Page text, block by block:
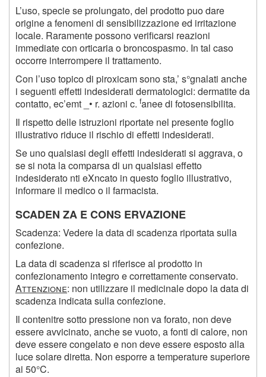
L’uso, specie se prolungato, del prodotto puo dare
origine a fenomeni di sensibilizzazione ed irritazione
locale. Raramente possono verificarsi reazioni
immediate con orticaria o broncospasmo. In tal caso
occorre interrompere il trattamento.
Con l’uso topico di piroxicam sono sta,’ s°gnalati anche
i seguenti effetti indesiderati dermatologici: dermatite da
contatto, ec’emt _• r. azioni c. fanee di fotosensibilita.
Il rispetto delle istruzioni riportate nel presente foglio
illustrativo riduce il rischio di effetti indesiderati.
Se uno qualsiasi degli effetti indesiderati si aggrava, o
se si nota la comparsa di un qualsiasi effetto
indesiderato nti eXncato in questo foglio illustrativo,
informare il medico o il farmacista.
SCADEN ZA E CONS ERVAZIONE
Scadenza: Vedere la data di scadenza riportata sulla
confezione.
La data di scadenza si riferisce al prodotto in
confezionamento integro e correttamente conservato.
Attenzione: non utilizzare il medicinale dopo la data di
scadenza indicata sulla confezione.
Il contenitre sotto pressione non va forato, non deve
essere avvicinato, anche se vuoto, a fonti di calore, non
deve essere congelato e non deve essere esposto alla
luce solare diretta. Non esporre a temperature superiore
ai 50°C.